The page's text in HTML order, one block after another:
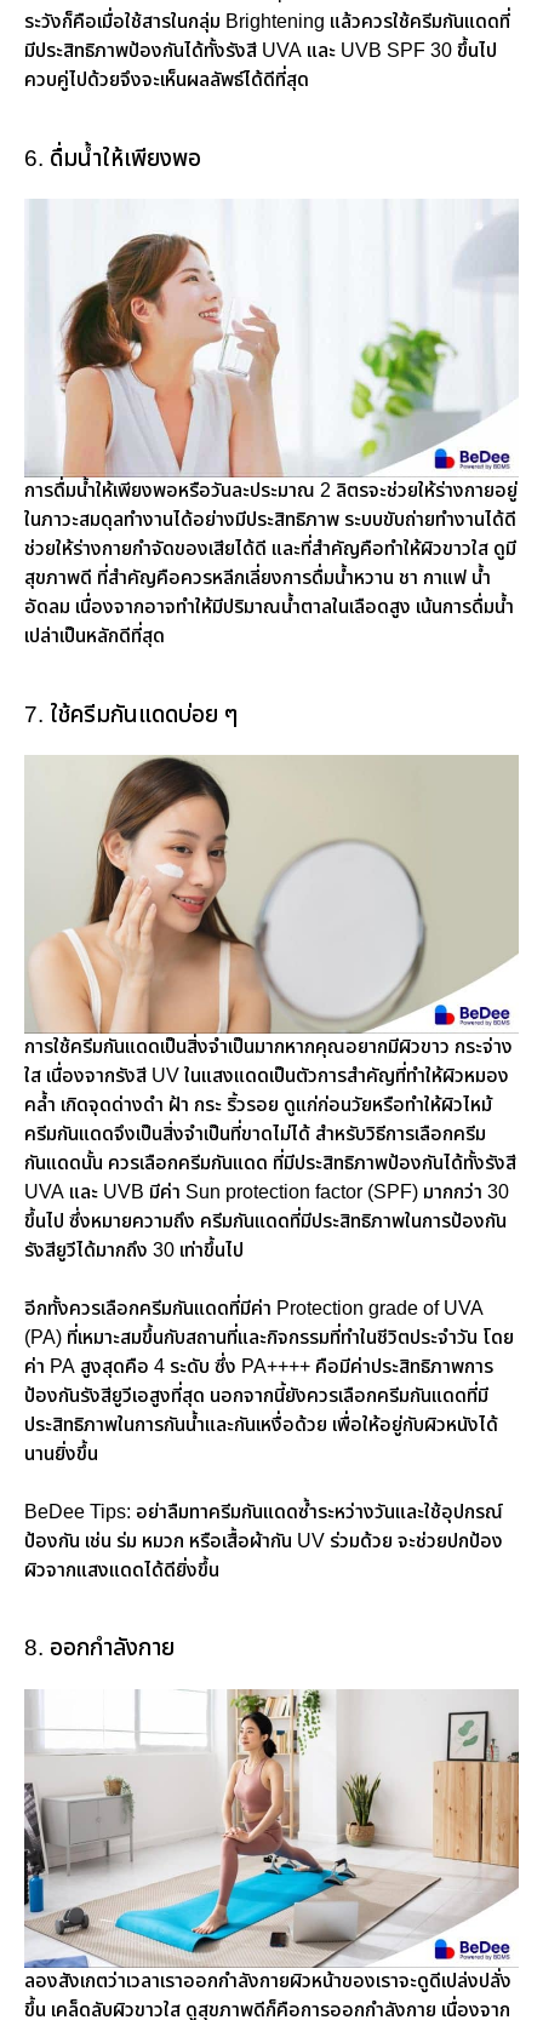
ระวังก็คือเมื่อใช้สารในกลุ่ม Brightening แล้วควรใช้ครีมกันแดดที่
มีประสิทธิภาพป้องกันได้ทั้งรังสี UVA และ UVB SPF 30 ขึ้นไป
ควบคู่ไปด้วยจึงจะเห็นผลลัพธ์ได้ดีที่สุด
6. ดื่มน้ำให้เพียงพอ
การดื่มน้ำให้เพียงพอหรือวันละประมาณ 2 ลิตรจะช่วยให้ร่างกายอยู่
ในภาวะสมดุลทำงานได้อย่างมีประสิทธิภาพ ระบบขับถ่ายทำงานได้ดี
ช่วยให้ร่างกายกำจัดของเสียได้ดี และที่สำคัญคือทำให้ผิวขาวใส ดูมี
สุขภาพดี ที่สำคัญคือควรหลีกเลี่ยงการดื่มน้ำหวาน ชา กาแฟ น้ำ
อัดลม เนื่องจากอาจทำให้มีปริมาณน้ำตาลในเลือดสูง เน้นการดื่มน้ำ
เปล่าเป็นหลักดีที่สุด
7. ใช้ครีมกันแดดบ่อย ๆ
การใช้ครีมกันแดดเป็นสิ่งจำเป็นมากหากคุณอยากมีผิวขาว กระจ่าง
ใส เนื่องจากรังสี UV ในแสงแดดเป็นตัวการสำคัญที่ทำให้ผิวหมอง
คล้ำ เกิดจุดด่างดำ ฝ้า กระ ริ้วรอย ดูแก่ก่อนวัยหรือทำให้ผิวไหม้
ครีมกันแดดจึงเป็นสิ่งจำเป็นที่ขาดไม่ได้ สำหรับวิธีการเลือกครีม
กันแดดนั้น ควรเลือกครีมกันแดด ที่มีประสิทธิภาพป้องกันได้ทั้งรังสี
UVA และ UVB มีค่า Sun protection factor (SPF) มากกว่า 30
ขึ้นไป ซึ่งหมายความถึง ครีมกันแดดที่มีประสิทธิภาพในการป้องกัน
รังสียูวีได้มากถึง 30 เท่าขึ้นไป
อีกทั้งควรเลือกครีมกันแดดที่มีค่า Protection grade of UVA
(PA) ที่เหมาะสมขึ้นกับสถานที่และกิจกรรมที่ทำในชีวิตประจำวัน โดย
ค่า PA สูงสุดคือ 4 ระดับ ซึ่ง PA++++ คือมีค่าประสิทธิภาพการ
ป้องกันรังสียูวีเอสูงที่สุด นอกจากนี้ยังควรเลือกครีมกันแดดที่มี
ประสิทธิภาพในการกันน้ำและกันเหงื่อด้วย เพื่อให้อยู่กับผิวหนังได้
นานยิ่งขึ้น
BeDee Tips: อย่าลืมทาครีมกันแดดซ้ำระหว่างวันและใช้อุปกรณ์
ป้องกัน เช่น ร่ม หมวก หรือเสื้อผ้ากัน UV ร่วมด้วย จะช่วยปกป้อง
ผิวจากแสงแดดได้ดียิ่งขึ้น
8. ออกกำลังกาย
ลองสังเกตว่าเวลาเราออกกำลังกายผิวหน้าของเราจะดูดีเปล่งปลั่ง
ขึ้น เคล็ดลับผิวขาวใส ดูสุขภาพดีก็คือการออกกำลังกาย เนื่องจาก